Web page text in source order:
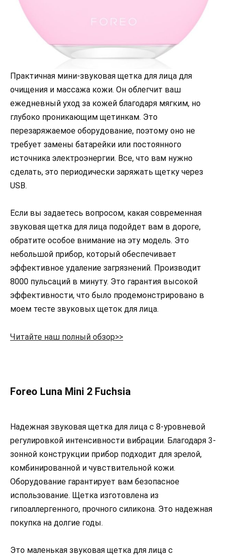
Практичная мини-звуковая щетка для лица для
очищения и массажа кожи. Он облегчит ваш
ежедневный уход за кожей благодаря мягким, но
глубоко проникающим щетинкам. Это
перезаряжаемое оборудование, поэтому оно не
требует замены батарейки или постоянного
источника электроэнергии. Все, что вам нужно
сделать, это периодически заряжать щетку через
USB.
Если вы задаетесь вопросом, какая современная
звуковая щетка для лица подойдет вам в дороге,
обратите особое внимание на эту модель. Это
небольшой прибор, который обеспечивает
эффективное удаление загрязнений. Производит
8000 пульсаций в минуту. Это гарантия высокой
эффективности, что было продемонстрировано в
моем тесте звуковых щеток для лица.
Читайте наш полный обзор>>
Foreo Luna Mini 2 Fuchsia
Надежная звуковая щетка для лица с 8-уровневой
регулировкой интенсивности вибрации. Благодаря 3-
зонной конструкции прибор подходит для зрелой,
комбинированной и чувствительной кожи.
Оборудование гарантирует вам безопасное
использование. Щетка изготовлена из
гипоаллергенного, прочного силикона. Это надежная
покупка на долгие годы.
Это маленькая звуковая щетка для лица с